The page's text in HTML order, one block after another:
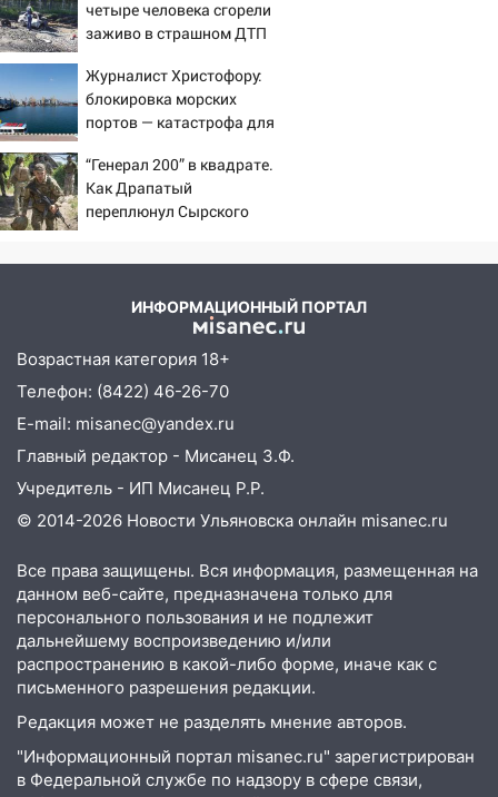
нарушителей на контейнерных
площадках
11:20
Ульяновская шахматистка
Валерия Клейменова выиграла два
золота в составе сборной мира
11:16
В Ульяновске открыли памятную
доску декабристу Кондратию Рылееву
10:40
нашли потерявшегося в заброшенных
На нескольких улицах Ульяновска
временно отключили холодную воду
10:14 В Ульяновске двоих участников
коррупционной схемы при ЦГКБ
отправили в колонию на 7 и 8 лет
09:52 Ночью беспилотники сбили над
соседними Татарстаном и Саратовской
областью
09:41 Диана Шурыгина уверовала в
Бога в СИЗО
09:35 В Ульяновске директора фирмы
будут судить за неуплату налогов на 48
млн рублей
08:22
Подросток на питбайке сбил
велосипедистку: пострадали двое
07:20 Жара возвращается: ожидается
четыре человека сгорели
заживо в страшном ДТП
Новости
Журналист Христофору:
блокировка морских
портов — катастрофа для
“Генерал 200” в квадрате.
Как Драпатый
переплюнул Сырского
ИНФОРМАЦИОННЫЙ ПОРТАЛ
Возрастная категория 18+
Телефон: (8422) 46-26-70
E-mail: misanec@yandex.ru
Главный редактор - Мисанец З.Ф.
Учредитель - ИП Мисанец Р.Р.
© 2014-2026 Новости Ульяновска онлайн misanec.ru
Все права защищены. Вся информация, размещенная на
данном веб-сайте, предназначена только для
персонального пользования и не подлежит
дальнейшему воспроизведению и/или
распространению в какой-либо форме, иначе как с
письменного разрешения редакции.
Редакция может не разделять мнение авторов.
"Информационный портал misanec.ru" зарегистрирован
в Федеральной службе по надзору в сфере связи,